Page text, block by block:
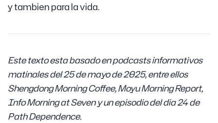
y tambien para la vida.
Este texto esta basado en podcasts informativos
matinales del 25 de mayo de 2025, entre ellos
Shengdong Morning Coffee, Moyu Morning Report,
Info Morning at Seven y un episodio del dia 24 de
Path Dependence.